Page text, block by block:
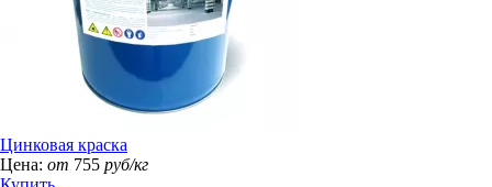
Цинковая краска
Цена: от 755 руб/кг